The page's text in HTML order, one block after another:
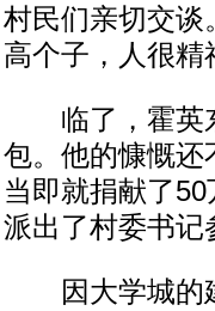
村民们亲切交谈
高个子，人很精
临了，霍英东
包。他的慷慨还
当即就捐献了
派出了村委书记
因大学城的建